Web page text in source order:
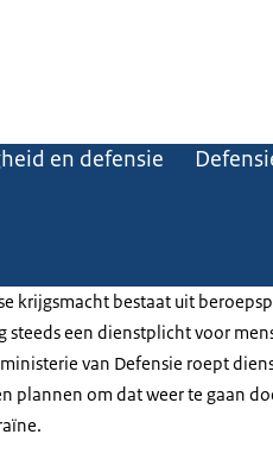
en defensie
krijgsmacht bestaat uit
steeds een dienstplicht voor
van Defensie roept
plannen om dat weer te gaan